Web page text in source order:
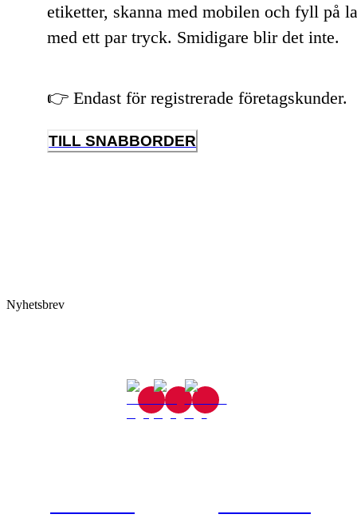
etiketter, skanna med mobilen och fyll på
med ett par tryck. Smidigare blir det inte.
👉 Endast för registrerade företagskunder.
TILL SNABBORDER
Nyhetsbrev